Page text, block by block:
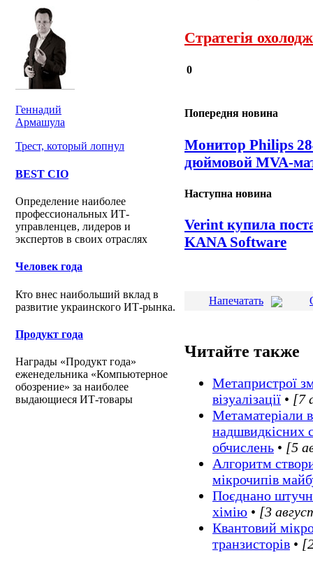
Геннадий
Армашула
Трест, который лопнул
BEST CIO
Определение наиболее
профессиональных ИТ-
управленцев, лидеров и
экспертов в своих отраслях
Человек года
Кто внес наибольший вклад в
развитие украинского ИТ-рынка.
Продукт года
Награды «Продукт года»
еженедельника «Компьютерное
обозрение» за наиболее
выдающиеся ИТ-товары
Стратегія
0
Попередня новина
Монитор Philips
дюймовой MVA-
Наступна новина
Verint купила
KANA Software
Напечатать
Читайте также
Метапристрої
візуалізації • [7
Метаматеріали
надшвидкісних
обчислень • [5
Алгоритм
мікрочипів
Поєднано
хімію • [3
Квантовий
транзисторів •